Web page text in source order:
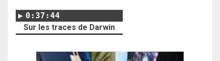
0:37:44
Sur les traces de Darwin